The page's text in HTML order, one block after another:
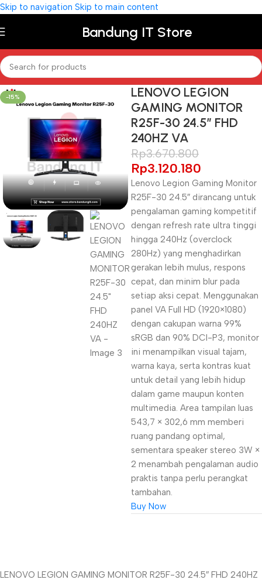
Skip to navigation Skip to main content
Bandung IT Store
-15%
LENOVO LEGION
GAMING MONITOR
R25F-30 24.5″ FHD
240HZ VA
Rp3.670.800
Rp3.120.180
Lenovo Legion Gaming Monitor
R25F-30 24.5″ dirancang untuk
pengalaman gaming kompetitif
dengan refresh rate ultra tinggi
hingga 240Hz (overclock
280Hz) yang menghadirkan
gerakan lebih mulus, respons
cepat, dan minim blur pada
setiap aksi cepat. Menggunakan
panel VA Full HD (1920×1080)
dengan cakupan warna 99%
sRGB dan 90% DCI-P3, monitor
ini menampilkan visual tajam,
warna kaya, serta kontras kuat
untuk detail yang lebih hidup
dalam game maupun konten
multimedia. Area tampilan luas
543,7 × 302,6 mm memberi
ruang pandang optimal,
sementara speaker stereo 3W ×
2 menambah pengalaman audio
praktis tanpa perlu perangkat
tambahan.
Buy Now
Unbeatable offers
LENOVO LEGION GAMING MONITOR R25F-30 24.5″ FHD 240HZ